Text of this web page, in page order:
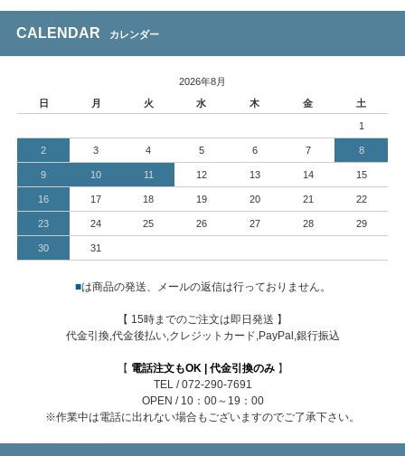
CALENDAR カレンダー
2026年8月
日
月 火 水 木 金 土
1
2 3 4 5 6 7 8
9 10 11 12 13 14 15
16 17 18 19 20 21 22
23 24 25 26 27 28 29
30 31
■は商品の発送、メールの返信は行っておりません。
【 15時までのご注文は即日発送 】
代金引換,代金後払い,クレジットカード,PayPal,銀行振込
【 電話注文もOK | 代金引換のみ】
TEL / 072-290-7691
OPEN / 10：00～19：00
※作業中は電話に出れない場合もございますのでご了承下さい。